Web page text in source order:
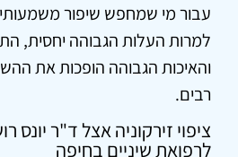
עבור מי שמחפש שיפור
למרות העלות הגבוהה יחסית,
והאיכות הגבוהה הופכות את
רבים.
ציפוי זירקוניה אצל ד"ר יונס
לרפואת שיניים בחיפה